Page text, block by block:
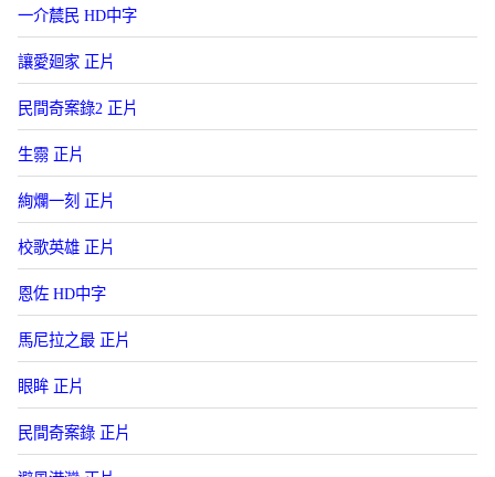
一介辳民 HD中字
讓愛廻家 正片
民間奇案錄2 正片
生霛 正片
絢爛一刻 正片
校歌英雄 正片
恩佐 HD中字
馬尼拉之最 正片
眼眸 正片
民間奇案錄 正片